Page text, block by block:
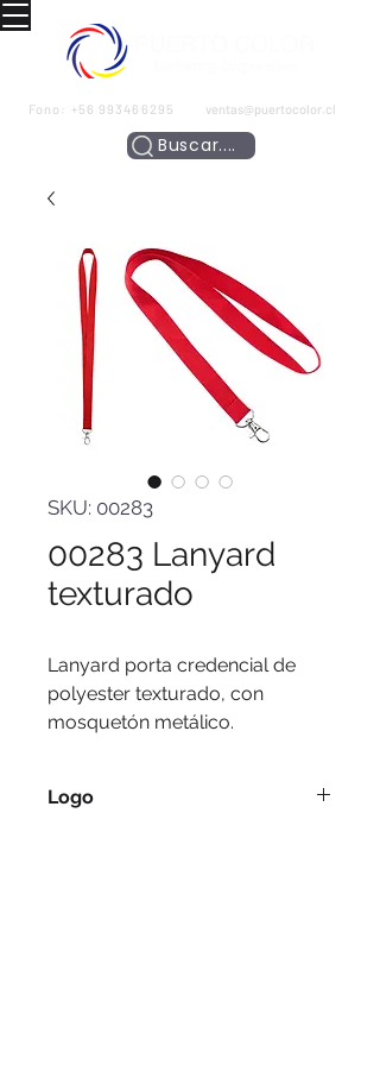
Fono: +56 993466295 ventas@puertocolor.cl
Buscar....
SKU: 00283
00283 Lanyard
texturado
Lanyard porta credencial de
polyester texturado, con
mosquetón metálico.
Logo